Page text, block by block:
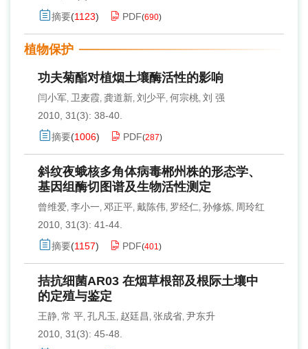
摘要(1123) PDF(690)
植物保护
功夫菊酯对植烟土壤酶活性的影响
闫小军, 卫麦霞, 龚道新, 刘少平, 何宗桃, 刘 强
2010, 31(3): 38-40.
摘要(1006) PDF(287)
斜纹夜蛾核多角体病毒郴州株的形态学、
基因组酶切图谱及生物活性测定
曾维爱, 李小一, 邓正平, 戴陈伟, 罗经仁, 孙修炼, 周玲红
2010, 31(3): 41-44.
摘要(1157) PDF(401)
拮抗细菌AR03 在烟草根部及根际土壤中
的定殖与鉴定
王静, 常 平, 孔凡玉 , 赵廷昌 , 张成省, 尹东升
2010, 31(3): 45-48.